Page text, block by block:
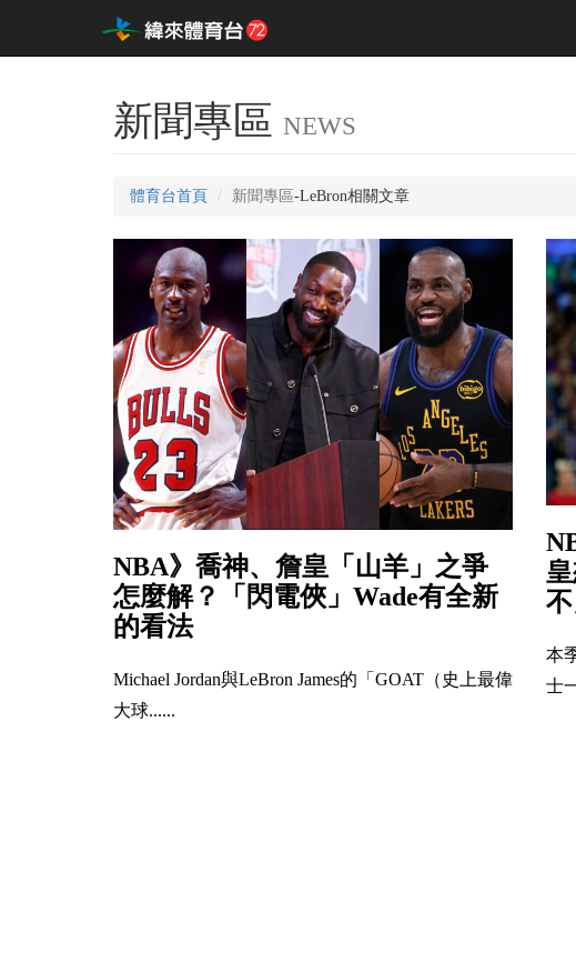
新聞專區 NEWS
體育台首頁 新聞專區-LeBron相關文章
NBA》喬神、詹皇「山羊」之爭
怎麼解？「閃電俠」Wade有全新
的看法
Michael Jordan與LeBron James的「GOAT（史上最偉
大球......
不
本
士